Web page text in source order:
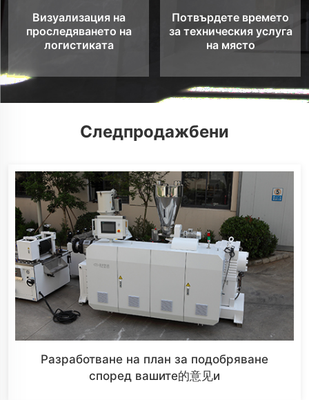
Визуализация на
проследяването на
логистиката
Потвърдете времето
за техническия услуга
на място
Следпродажбени
Разработване на план за подобряване
според вашите的意见и